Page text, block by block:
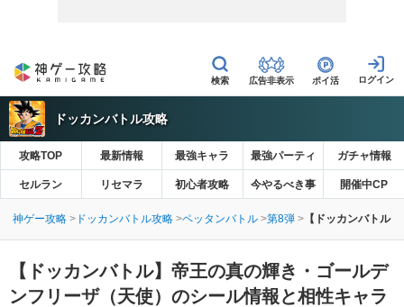
広告非表示 ポイ活
ドッカンバトル攻略
攻略TOP 最新情報 最強キャラ 最強パーティ ガチャ情報
セルラン リセマラ 初心者攻略 今やるべき事 開催中CP
神ゲー攻略 ドッカンバトル攻略 ペッタンバトル 第8弾 【ドッカンバトル
【ドッカンバトル】 帝王の真の輝き・ゴールデ
ンフリーザ（天使）のシール情報と相性キャラ